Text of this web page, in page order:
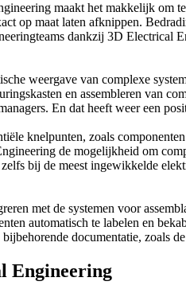
maakt het makkelijk om
op maat laten afknippen.
dankzij 3D
weergave van complexe
en assembleren van
En dat heeft weer een
knelpunten, zoals
de mogelijkheid om
bij de meest ingewikkelde
met de systemen voor
automatisch te labelen en
documentatie,
Engineering